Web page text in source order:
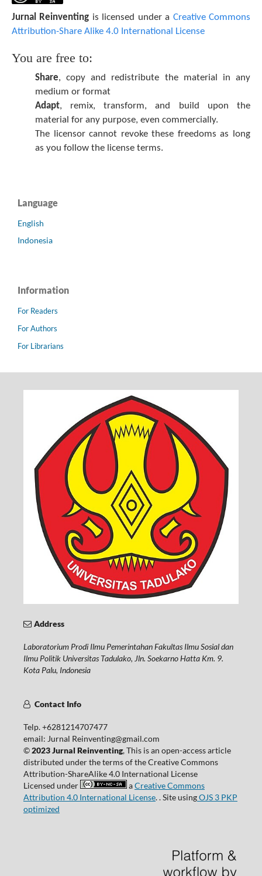
Jurnal Reinventing is licensed under a Creative Commons
Attribution-Share Alike 4.0 International License
You are free to:
Share, copy and redistribute the material in any
medium or format
Adapt, remix, transform, and build upon the
material for any purpose, even commercially.
The licensor cannot revoke these freedoms as long
as you follow the license terms.
Language
English
Indonesia
Information
For Readers
For Authors
For Librarians
Address
Laboratorium Prodi Ilmu Pemerintahan Fakultas Ilmu Sosial dan
Ilmu Politik Universitas Tadulako, Jln. Soekarno Hatta Km. 9.
Kota Palu, Indonesia
Contact Info
Telp. +6281214707477
email: Jurnal Reinventing@gmail.com
©2023 Jurnal Reinventing, This is an open-access article
distributed under the terms of the Creative Commons
Attribution-ShareAlike 4.0 International License
Licensed under
aCreative Commons
Attribution 4.0 International License. . Site usingOJS 3 PKP
optimized